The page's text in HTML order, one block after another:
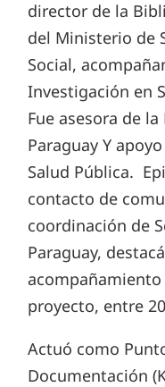
director de la
del Ministerio de
Social,
Investigación en
Fue asesora de
Paraguay Y
Salud Pública.
contacto de
coordinación de
Paraguay,
proyecto, entre
Actuó como
Documentación